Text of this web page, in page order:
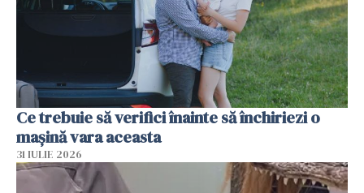
Ce trebuie să verifici înainte să închiriezi o
mașină vara aceasta
31 IULIE 2026